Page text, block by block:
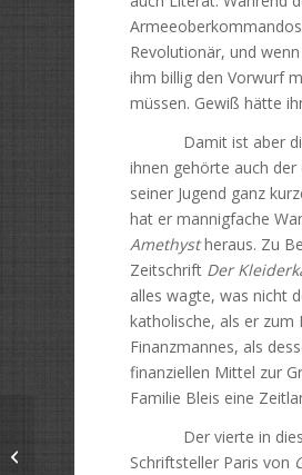
Revolutionär, und
ihm billig den Vorwurf
müssen. Gewiß hätte
Damit ist aber die
ihnen gehörte auch
seiner Jugend ganz
hat er mannigfache
Amethystheraus. Zu
Zeitschrift Der
alles wagte, was nicht
katholische, als er zum
Finanzmannes, als
finanziellen Mittel zur
Familie Bleis eine
Der vierte in diesem
Schriftsteller Paris von
N.N.: Die Rote Garde im
Redaktionsgebäude der Neuen